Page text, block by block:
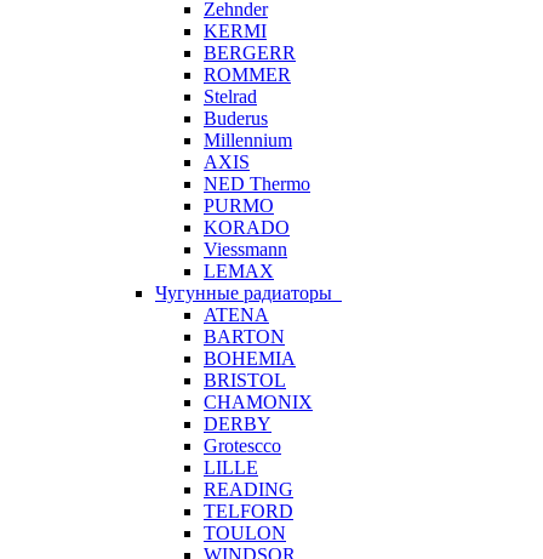
Zehnder
KERMI
BERGERR
ROMMER
Stelrad
Buderus
Millennium
AXIS
NED Thermo
PURMO
KORADO
Viessmann
LEMAX
Чугунные радиаторы
ATENA
BARTON
BOHEMIA
BRISTOL
CHAMONIX
DERBY
Grotescco
LILLE
READING
TELFORD
TOULON
WINDSOR